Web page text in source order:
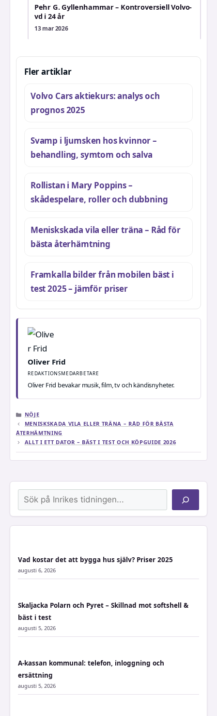
Pehr G. Gyllenhammar – Kontroversiell Volvo-
vd i 24 år
13 mar 2026
Fler artiklar
Volvo Cars aktiekurs: analys och
prognos 2025
Svamp i ljumsken hos kvinnor –
behandling, symtom och salva
Rollistan i Mary Poppins –
skådespelare, roller och dubbning
Meniskskada vila eller träna – Råd för
bästa återhämtning
Framkalla bilder från mobilen bäst i
test 2025 – jämför priser
Oliver Frid
REDAKTIONSMEDARBETARE
Oliver Frid bevakar musik, film, tv och kändisnyheter.
KATEGORIER
NÖJE
MENISKSKADA VILA ELLER TRÄNA – RÅD FÖR BÄSTA
ÅTERHÄMTNING
ALLT I ETT DATOR – BÄST I TEST OCH KÖPGUIDE 2026
Sök
Vad kostar det att bygga hus själv? Priser 2025
augusti 6, 2026
Skaljacka Polarn och Pyret – Skillnad mot softshell &
bäst i test
augusti 5, 2026
A-kassan kommunal: telefon, inloggning och
ersättning
augusti 5, 2026